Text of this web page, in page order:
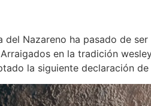
del Nazareno ha pasado de
en la tradición
la siguiente declaración de